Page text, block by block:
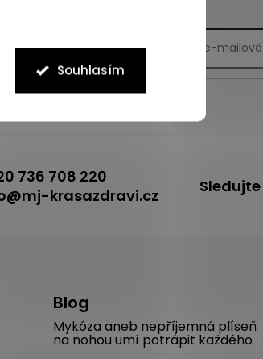
Souhlasím
736 708 220
@mj-krasazdravi.cz
Blog
Mykóza aneb nepříjemná plíseň
na nohou umí potrápit každého